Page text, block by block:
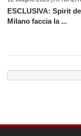
ESCLUSIVA: Spirit
Milano faccia la ...